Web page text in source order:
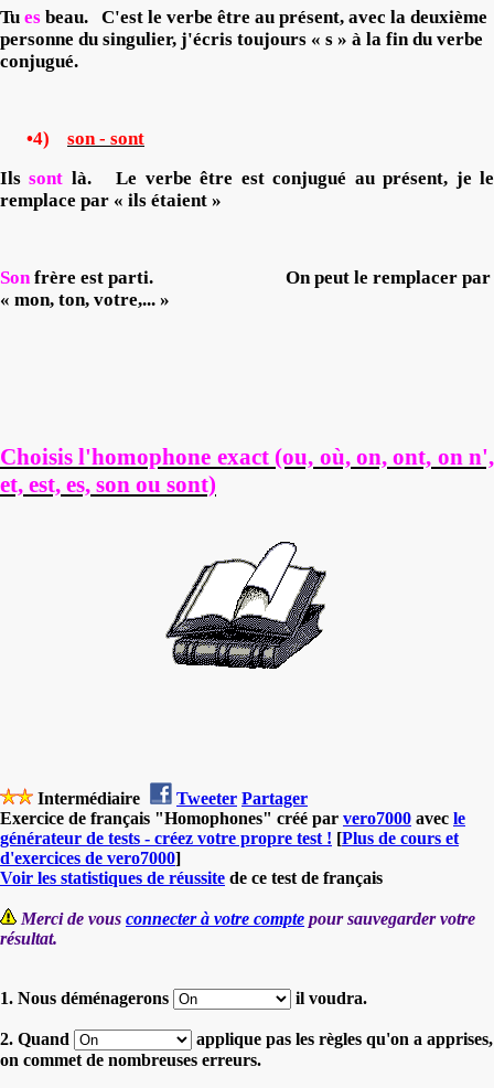
Tu es beau.
C'est le verbe être au présent, avec la deuxième
personne du singulier, j'écris toujours « s » à la fin du verbe
conjugué.
•4)
son - sont
Ilssont là.
Le verbe être est conjugué au présent, je le
remplace par « ils étaient »
Sonfrère est parti.
On peut le remplacer par
« mon, ton, votre,... »
Choisis l'homophone exact (ou, où, on, ont, on n',
et, est, es, son ou sont)
Intermédiaire Tweeter Partager
Exercice de français "Homophones" créé par vero7000 avec le
générateur de tests - créez votre propre test ! [Plus de cours et
d'exercices de vero7000]
Voir les statistiques de réussite de ce test de français
Merci de vous connecter à votre compte pour sauvegarder votre
résultat.
1. Nous déménagerons il voudra.
2. Quand
applique pas les règles qu'on a apprises,
on commet de nombreuses erreurs.